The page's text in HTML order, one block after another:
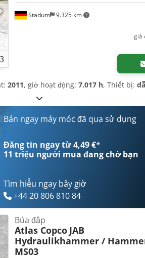
Stadum 9.325 km
giá
2011, giờ hoạt động: 7.017 h, Thiết bị:
Bán ngay máy móc đã qua sử dụng
Đăng tin ngay từ 4,49 €*
11 triệu người mua đang chờ bạn
Tìm hiểu ngay bây giờ
+44 20 806 810 84
Búa đập
Atlas Copco JAB
Hydraulikhammer /
MS03